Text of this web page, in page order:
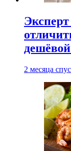
Эксперт
2 месяца